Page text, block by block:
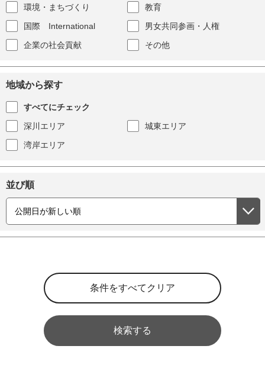
環境・まちづくり
教育
国際 International
男女共同参画・人権
企業の社会貢献
その他
地域から探す
すべてにチェック
深川エリア
城東エリア
湾岸エリア
並び順
検索する